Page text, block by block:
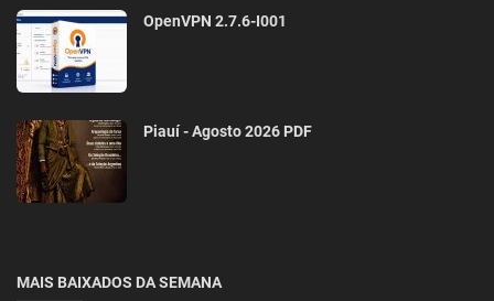
OpenVPN 2.7.6-I001
Piauí - Agosto 2026 PDF
MAIS BAIXADOS DA SEMANA